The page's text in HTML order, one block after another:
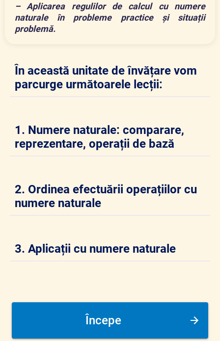
– Aplicarea regulilor de calcul cu numere
naturale în probleme practice și situații
problemă.
În această unitate de învățare vom
parcurge următoarele lecții:
1. Numere naturale: comparare,
reprezentare, operații de bază
2. Ordinea efectuării operațiilor cu
numere naturale
3. Aplicații cu numere naturale
Începe